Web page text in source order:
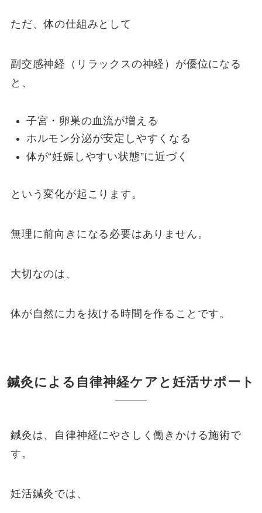
ただ、体の仕組みとして
副交感神経（リラックスの神経）が優位になる
と、
子宮・卵巣の血流が増える
ホルモン分泌が安定しやすくなる
体が“妊娠しやすい状態”に近づく
という変化が起こります。
無理に前向きになる必要はありません。
大切なのは、
体が自然に力を抜ける時間を作ることです。
鍼灸による自律神経ケアと妊活サポート
鍼灸は、自律神経にやさしく働きかける施術で
す。
妊活鍼灸では、